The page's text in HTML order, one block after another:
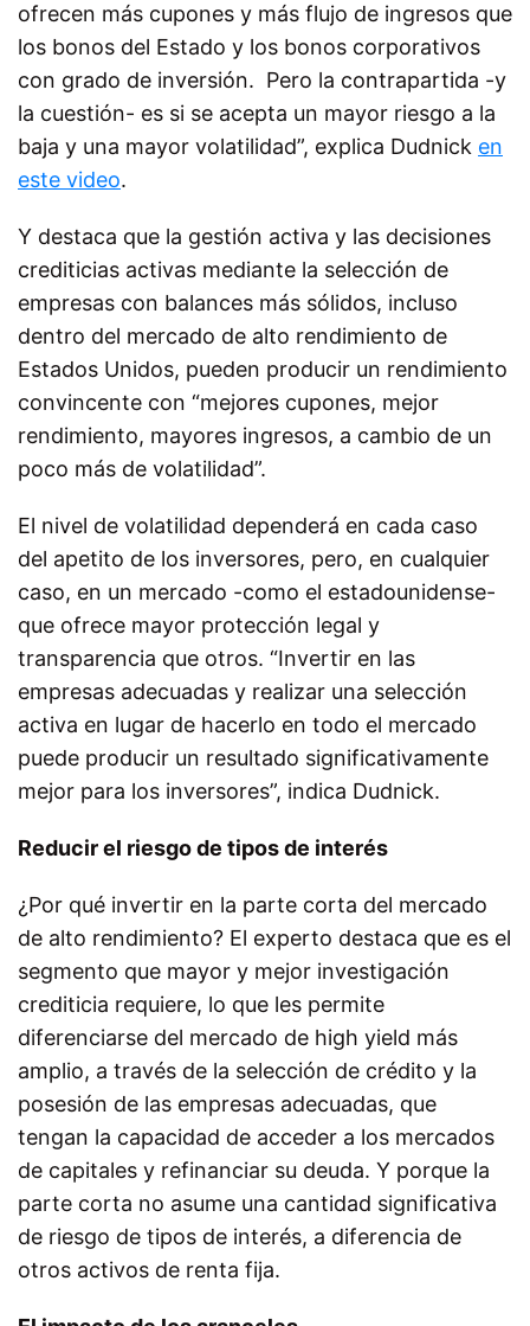
ofrecen más cupones y más flujo de ingresos que
los bonos del Estado y los bonos corporativos
con grado de inversión. Pero la contrapartida -y
la cuestión- es si se acepta un mayor riesgo a la
baja y una mayor volatilidad”, explica Dudnick en
este video.
Y destaca que la gestión activa y las decisiones
crediticias activas mediante la selección de
empresas con balances más sólidos, incluso
dentro del mercado de alto rendimiento de
Estados Unidos, pueden producir un rendimiento
convincente con “mejores cupones, mejor
rendimiento, mayores ingresos, a cambio de un
poco más de volatilidad”.
El nivel de volatilidad dependerá en cada caso
del apetito de los inversores, pero, en cualquier
caso, en un mercado -como el estadounidense-
que ofrece mayor protección legal y
transparencia que otros. “Invertir en las
empresas adecuadas y realizar una selección
activa en lugar de hacerlo en todo el mercado
puede producir un resultado significativamente
mejor para los inversores”, indica Dudnick.
Reducir el riesgo de tipos de interés
¿Por qué invertir en la parte corta del mercado
de alto rendimiento? El experto destaca que es el
segmento que mayor y mejor investigación
crediticia requiere, lo que les permite
diferenciarse del mercado de high yield más
amplio, a través de la selección de crédito y la
posesión de las empresas adecuadas, que
tengan la capacidad de acceder a los mercados
de capitales y refinanciar su deuda. Y porque la
parte corta no asume una cantidad significativa
de riesgo de tipos de interés, a diferencia de
otros activos de renta fija.